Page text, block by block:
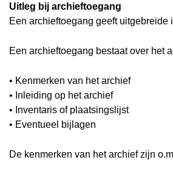
Uitleg bij archieftoegang
Een archieftoegang geeft
Een archieftoegang bestaat over het
• Kenmerken van het archief
• Inleiding op het archief
• Inventaris of plaatsingslijst
• Eventueel bijlagen
De kenmerken van het archief zijn